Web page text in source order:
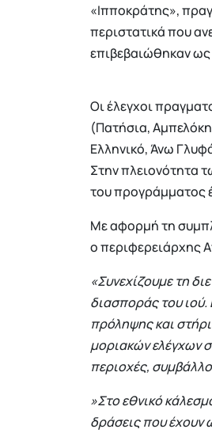
«Ιπποκράτης»,
περιστατικά που
επιβεβαιώθηκαν ως
Οι έλεγχοι
(Πατήσια,
Ελληνικό, Άνω
Στην πλειονότητα
του προγράμματος
Με αφορμή τη
ο περιφερειάρχης
«Συνεχίζουμε τη
διασποράς του
πρόληψης και
μοριακών ελέγχων
περιοχές,
»Στο εθνικό
δράσεις που έχουν